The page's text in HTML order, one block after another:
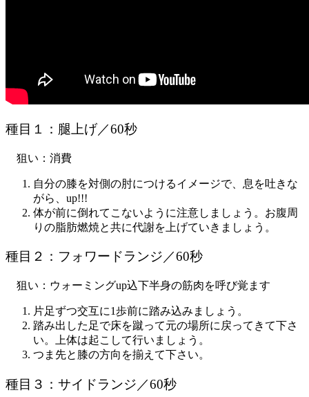
種目１：腿上げ／60秒
狙い：消費
自分の膝を対側の肘につけるイメージで、息を吐きな
がら、up!!!
体が前に倒れてこないように注意しましょう。お腹周
りの脂肪燃焼と共に代謝を上げていきましょう。
種目２：フォワードランジ／60秒
狙い：ウォーミングup込下半身の筋肉を呼び覚ます
片足ずつ交互に1歩前に踏み込みましょう。
踏み出した足で床を蹴って元の場所に戻ってきて下さ
い。上体は起こして行いましょう。
つま先と膝の方向を揃えて下さい。
種目３：サイドランジ／60秒